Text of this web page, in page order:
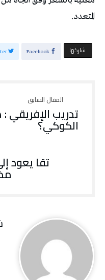
المتعدد.
‫‫ شاركها‬ Facebook
تدريب
الكوكي؟
تقا يعود